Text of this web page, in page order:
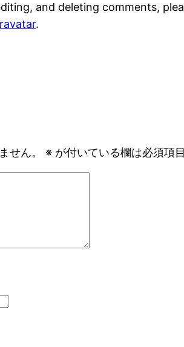
and deleting comments,
.
せん。 ※ が付いている欄は必須項